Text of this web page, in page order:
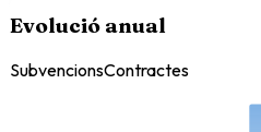
Evolució anual
SubvencionsContractes